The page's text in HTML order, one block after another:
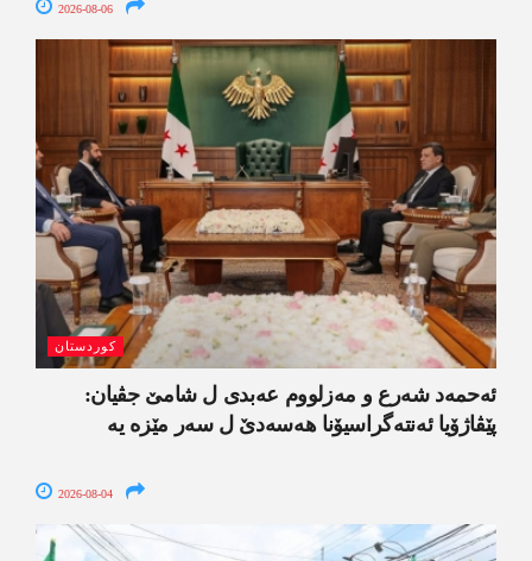
2026-08-06
کوردستان
ئەحمەد شەرع و مەزلووم عەبدی ل شامێ جڤیان:
پێڤاژۆیا ئەنتەگراسیۆنا ھەسەدێ ل سەر مێزە یە
2026-08-04